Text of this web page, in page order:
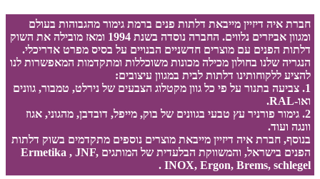
חברת איה דיזיין מייבאת דלתות פנים ברמת גימור מהגבוהות בעולם
ומגוון אביזרים נלווים. החברה נוסדה בשנת 1994 ומאז מובילה את השוק
דלתות הפנים עם מוצרים חדשניים הבנויים על בסיס מפרט אדריכלי.
הנגריה שלנו בחולון מכילה מכונות משוכללות ומתקדמות המאפשרות לנו
להציע ללקוחותינו דלתות לבית במגוון עיצובים:
1. צביעה בתנור על פי כל גוון מקטלוג הצבעים של נירלט, טמבור, גוונים
ואו-RAL.
2. גימור פורניר עץ טבעי בגוונים של בוק, מייפל, דובדבן, מהגוני, אגוז
וונגה ועוד.
בנוסף, חברת איה דיזיין מייבאת מוצרים נוספים מתקדמים בשוק דלתות
הפנים בישראל, והמשווקת הבלעדית של המותגים Ermetika , JNF,
INOX, Ergon, Brems, schlegel .